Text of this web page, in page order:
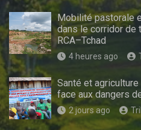
Mobilité pastorale
dans le corridor de
RCA–Tchad
4 heures ago
Santé et
face aux dangers
2 jours ago